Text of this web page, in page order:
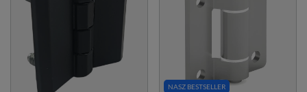
NASZ BESTSELLER